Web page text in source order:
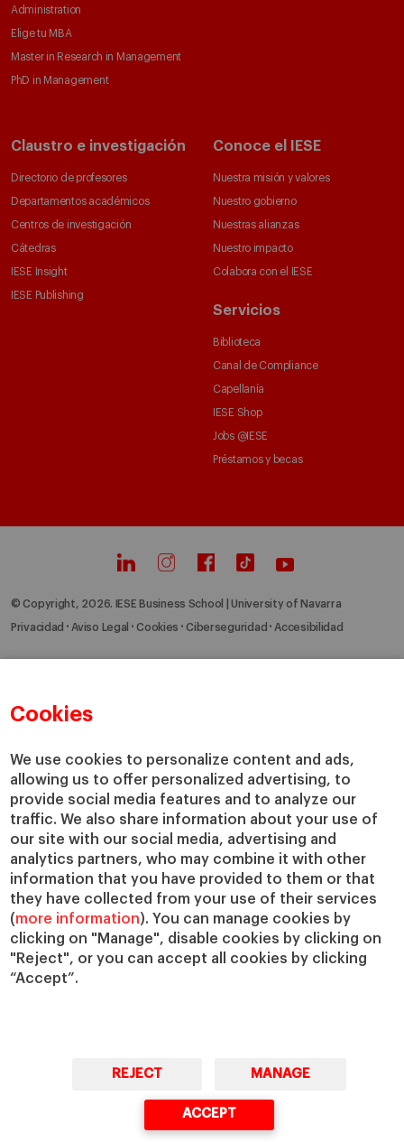
Cookies
We use cookies to personalize content and ads,
allowing us to offer personalized advertising, to
provide social media features and to analyze our
traffic. We also share information about your use of
our site with our social media, advertising and
analytics partners, who may combine it with other
information that you have provided to them or that
they have collected from your use of their services
(more information). You can manage cookies by
clicking on "Manage", disable cookies by clicking on
"Reject", or you can accept all cookies by clicking
“Accept”.
REJECT MANAGE
ACCEPT
Administration
Elige tu MBA
Master in Research in Management
PhD in Management
Claustro e investigación
Directorio de profesores
Departamentos académicos
Centros de investigación
Cátedras
IESE Insight
IESE Publishing
Conoce el IESE
Nuestra misión y valores
Nuestro gobierno
Nuestras alianzas
Nuestro impacto
Colabora con el IESE
Servicios
Biblioteca
Canal de Compliance
Capellanía
IESE Shop
Jobs @IESE
Préstamos y becas
© Copyright, 2026. IESE Business School | University of Navarra
Privacidad Aviso Legal Cookies Ciberseguridad Accesibilidad